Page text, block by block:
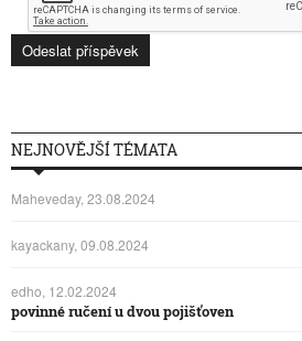
NEJNOVĚJŠÍ TÉMATA
Maheveday, 23.08.2024
kayackany, 09.08.2024
edho, 12.02.2024
povinné ručení u dvou pojišťoven